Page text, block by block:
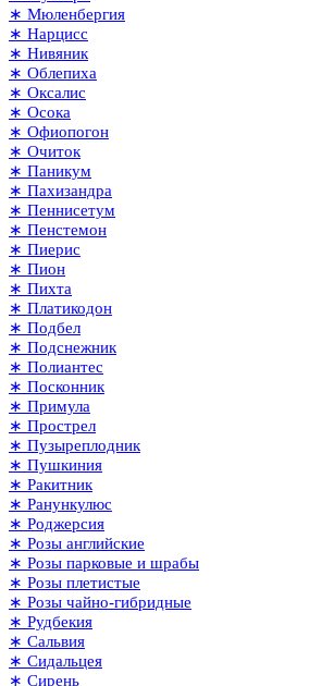
∗ Мюленбергия
∗ Нарцисс
∗ Нивяник
∗ Облепиха
∗ Оксалис
∗ Осока
∗ Офиопогон
∗ Очиток
∗ Паникум
∗ Пахизандра
∗ Пеннисетум
∗ Пенстемон
∗ Пиерис
∗ Пион
∗ Пихта
∗ Платикодон
∗ Подбел
∗ Подснежник
∗ Полиантес
∗ Посконник
∗ Примула
∗ Прострел
∗ Пузыреплодник
∗ Пушкиния
∗ Ракитник
∗ Ранункулюс
∗ Роджерсия
∗ Розы английские
∗ Розы парковые и шрабы
∗ Розы плетистые
∗ Розы чайно-гибридные
∗ Рудбекия
∗ Сальвия
∗ Сидальцея
∗ Сирень